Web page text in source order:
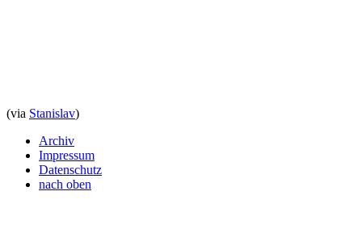
(via Stanislav)
Archiv
Impressum
Datenschutz
nach oben